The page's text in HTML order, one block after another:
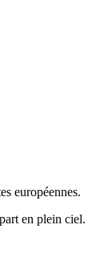
européennes.
en plein ciel.